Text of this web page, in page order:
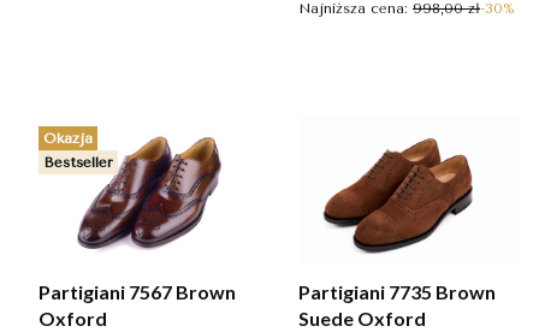
Najniższa cena: 998,00 zł-30%
Okazja
Bestseller
Partigiani 7567 Brown
Oxford
Partigiani 7735 Brown
Suede Oxford